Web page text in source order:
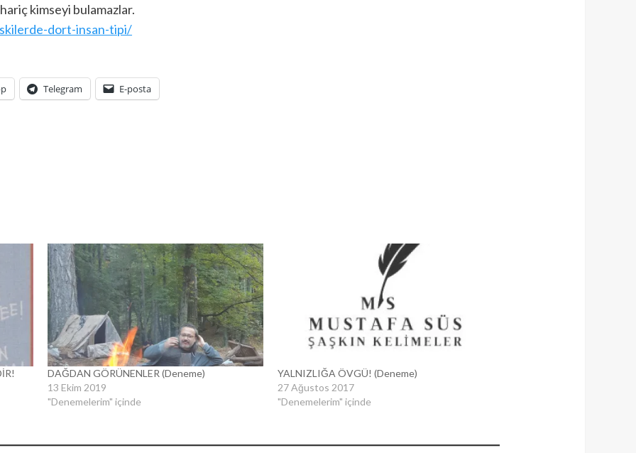
kimseyi bulamazlar.
dort-insan-tipi/
Telegram E-posta
DAĞDAN GÖRÜNENLER (Deneme)
13 Ekim 2019
"Denemelerim" içinde
YALNIZLIĞA ÖVGÜ! (Deneme)
27 Ağustos 2017
"Denemelerim" içinde